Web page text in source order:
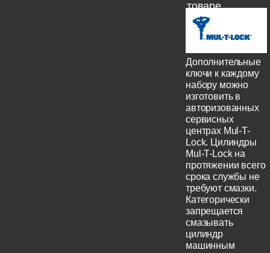
товаре
Дополнительные
ключи к каждому
набору можно
изготовить в
авторизованных
сервисных
центрах Mul-T-
Lock. Цилиндры
Mul-T-Lock на
протяжении всего
срока службы не
требуют смазки.
Категорически
запрещается
смазывать
цилиндр
машинным